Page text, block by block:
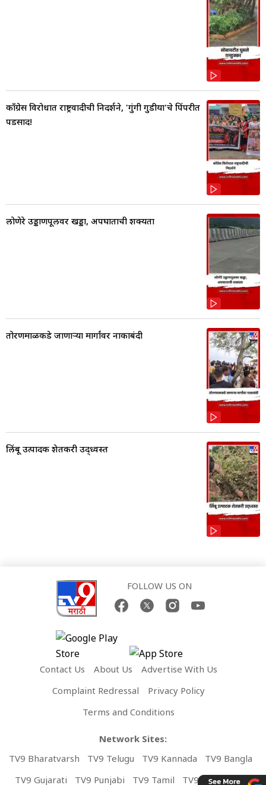
काँग्रेस विरोधात राष्ट्रवादीची निदर्शने, 'गुंगी गुडीया'चे पिंपरीत
पडसाद!
लोणेरे उड्डाणपूलवर खड्डा, अपघाताची शक्यता
तोरणमाळकडे जाणाऱ्या मार्गांवर नाकाबंदी
लिंबू उत्पादक शेतकरी उद्ध्वस्त
FOLLOW US ON
Contact Us About Us
Advertise With Us
Complaint Redressal
Privacy Policy
Terms and Conditions
Network Sites:
TV9 Bharatvarsh
TV9 Telugu TV9 Kannada
TV9 Bangla
TV9 Gujarati
TV9 Punjabi TV9 Tamil TV9 Malayalam